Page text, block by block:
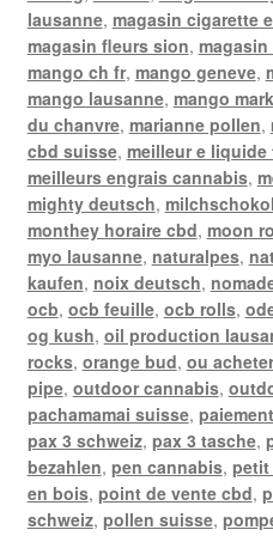
lausanne, magasin cigarette
magasin fleurs sion,
mango ch fr, mango geneve,
mango lausanne, mango
du chanvre, marianne pollen,
cbd suisse, meilleur e liquide
meilleurs engrais cannabis,
mighty deutsch,
monthey horaire cbd, moon
myo lausanne, naturalpes,
kaufen, noix deutsch,
ocb, ocb feuille, ocb rolls,
og kush, oil production
rocks, orange bud, ou
pipe, outdoor cannabis,
pachamamai suisse,
pax 3 schweiz, pax 3 tasche,
bezahlen, pen cannabis,
en bois, point de vente cbd,
schweiz, pollen suisse,